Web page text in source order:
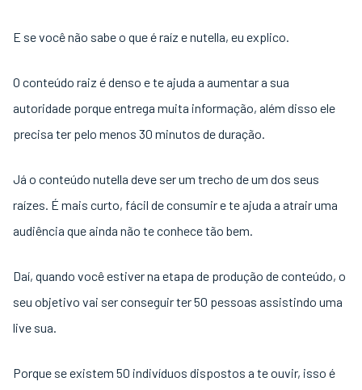
E se você não sabe o que é raíz e nutella, eu explico.
O conteúdo raiz é denso e te ajuda a aumentar a sua
autoridade porque entrega muita informação, além disso ele
precisa ter pelo menos 30 minutos de duração.
Já o conteúdo nutella deve ser um trecho de um dos seus
raízes. É mais curto, fácil de consumir e te ajuda a atrair uma
audiência que ainda não te conhece tão bem.
Daí, quando você estiver na etapa de produção de conteúdo, o
seu objetivo vai ser conseguir ter 50 pessoas assistindo uma
live sua.
Porque se existem 50 indivíduos dispostos a te ouvir, isso é